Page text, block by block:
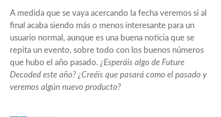
A medida que se vaya acercando la fecha veremos si al
final acaba siendo más o menos interesante para un
usuario normal, aunque es una buena noticia que se
repita un evento, sobre todo con los buenos números
que hubo el año pasado. ¿Esperáis algo de Future
Decoded este año? ¿Creéis que pasará como el pasado y
veremos algún nuevo producto?